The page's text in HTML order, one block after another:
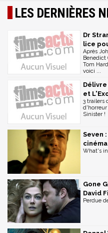
LES DERNIÈRES
Dr
lice
Après
Benedict
Tom
voici ...
Délivre
et
3 trailers
d'horreur
Sinister !
Seven
What's
Gone
David
Perdue